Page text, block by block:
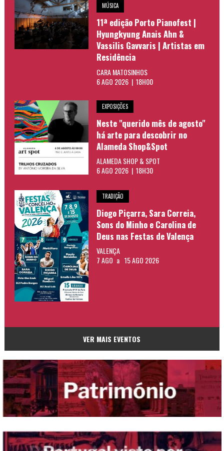
MÚSICA
11ª edição Porto Pianofest |
Hyungkyung Anais Ahn &
Vassilis Gavvaris | Artistas em
Residência
CARA MATOSINHOS
6 AGO 2026 | 18H00
EXPOSIÇÕES
Neste "querido mês de agosto"
há arte para descobrir no
Alameda Shop&Spot
ALAMEDA SHOP & SPOT
6 AGO 2026 | 18H30
TRADIÇÃO
Diogo Piçarra, Sara Correia,
Sons do Minho e Carolina de
Deus nas Festas de Valença
VALENÇA
7 AGO a 15 AGO 2026
VER MAIS EVENTOS